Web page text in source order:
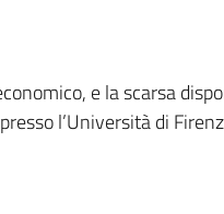
e la scarsa
l’Università di